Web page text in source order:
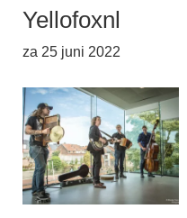
Yellofoxnl
za 25 juni 2022